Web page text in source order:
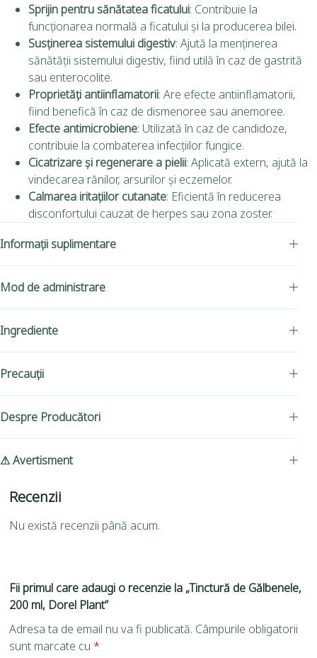
Sprijin pentru sănătatea ficatului: Contribuie la
funcționarea normală a ficatului și la producerea bilei.
Susținerea sistemului digestiv: Ajută la menținerea
sănătății sistemului digestiv, fiind utilă în caz de gastrită
sau enterocolite.
Proprietăți antiinflamatorii: Are efecte antiinflamatorii,
fiind benefică în caz de dismenoree sau anemoree.
Efecte antimicrobiene: Utilizată în caz de candidoze,
contribuie la combaterea infecțiilor fungice.
Cicatrizare și regenerare a pielii: Aplicată extern, ajută la
vindecarea rănilor, arsurilor și eczemelor.
Calmarea iritațiilor cutanate: Eficientă în reducerea
disconfortului cauzat de herpes sau zona zoster.
Informații suplimentare
Mod de administrare
Ingrediente
Precauții
Despre Producători
⚠ Avertisment
Recenzii
Nu există recenzii până acum.
Fii primul care adaugi o recenzie la „Tinctură de Gălbenele,
200 ml, Dorel Plant”
Adresa ta de email nu va fi publicată. Câmpurile obligatorii
sunt marcate cu *